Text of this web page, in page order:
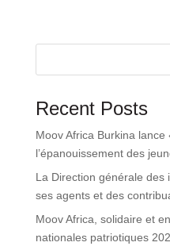
Recent Posts
Moov Africa Burkina
l’épanouissement des
La Direction générale des
ses agents et des
Moov Africa, solidaire et
nationales patriotiques